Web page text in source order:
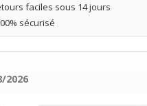
faciles sous 14 jours
sécurisé
2026